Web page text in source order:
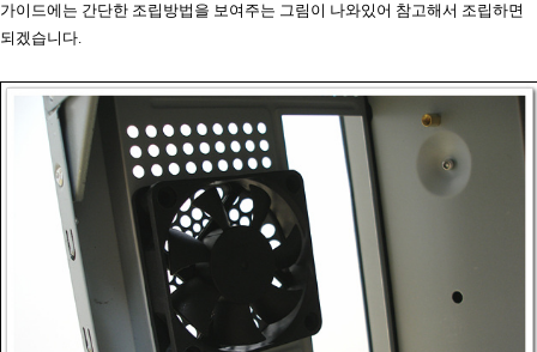
가이드에는 간단한 조립방법을 보여주는 그림이 나와있어 참고해서 조립하면
되겠습니다.